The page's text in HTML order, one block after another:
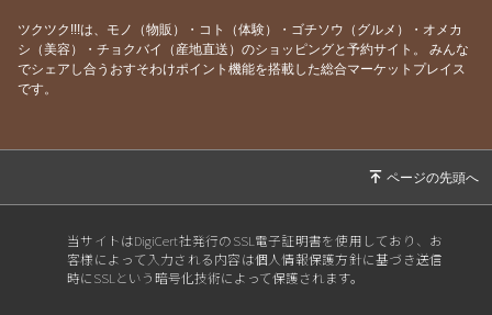
2025/04/08
高級車になりたい？軽トラックになりたい？食
事はガソリンと同じ！
2024/08/18 メンタルを強くする食べ物は？
ツクツク!!!は、モノ（物販）・コト（体験）・ゴチソウ（グルメ）・オメカ
シ（美容）・チョクバイ（産地直送）のショッピングと予約サイト。
みんな
でシェアし合うおすそわけポイント機能を搭載した総合マーケットプレイス
です。
当サイトはDigiCert社発行のSSL電子証明書を使用しており、お
客様によって入力される内容は個人情報保護方針に基づき送信
時にSSLという暗号化技術によって保護されます。